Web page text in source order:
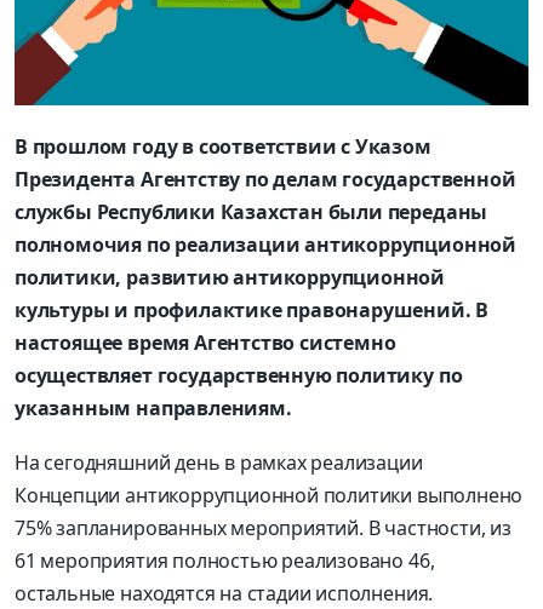
В прошлом году в соответствии с Указом
Президента Агентству по делам государственной
службы Республики Казахстан были переданы
полномочия по реализации антикоррупционной
политики, развитию антикоррупционной
культуры и профилактике правонарушений. В
настоящее время Агентство системно
осуществляет государственную политику по
указанным направлениям.
На сегодняшний день в рамках реализации
Концепции антикоррупционной политики выполнено
75% запланированных мероприятий. В частности, из
61 мероприятия полностью реализовано 46,
остальные находятся на стадии исполнения.